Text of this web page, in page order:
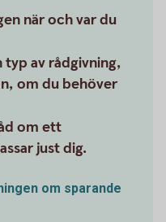
när och var du
typ av rådgivning,
om du behöver
om ett
just dig.
om sparande